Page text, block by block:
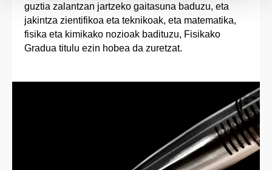
guztia zalantzan jartzeko gaitasuna baduzu, eta
jakintza zientifikoa eta teknikoak, eta matematika,
fisika eta kimikako nozioak badituzu, Fisikako
Gradua titulu ezin hobea da zuretzat.